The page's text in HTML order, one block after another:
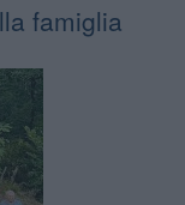
famiglia